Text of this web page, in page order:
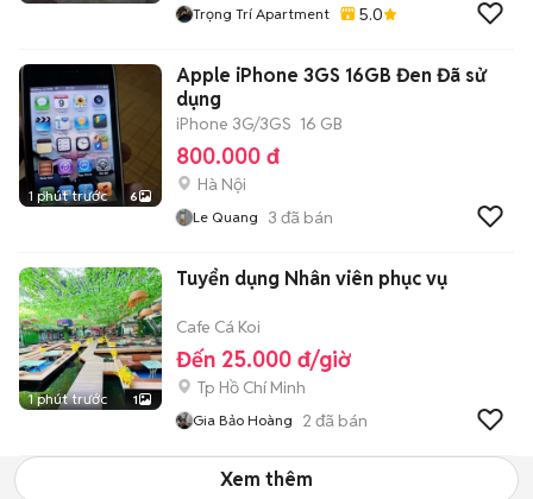
Trọng Trí Apartment 5.0
1 phút trước 6
Apple iPhone 3GS 16GB Đen Đã sử
dụng
iPhone 3G/3GS 16 GB
800.000 đ
Hà Nội
Le Quang 3 đã bán
1 phút trước 1
Tuyển dụng Nhân viên phục vụ
Cafe Cá Koi
Đến 25.000 đ/giờ
Tp Hồ Chí Minh
Gia Bảo Hoàng 2 đã bán
Xem thêm